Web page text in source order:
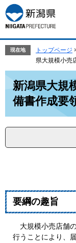
ー
ジ
の
で
す。
ニ
ュ
ー
ば
現在地 トップページ
県大規模小売
新潟県大規
備書作成要
要綱の趣旨
大規模小売店舗
行うことにより、